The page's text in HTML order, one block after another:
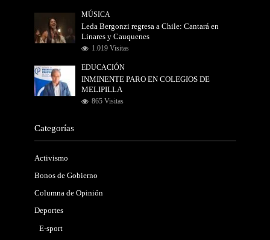
MÚSICA
Leda Bergonzi regresa a Chile: Cantará en
Linares y Cauquenes
1.019 Visitas
EDUCACIÓN
INMINENTE PARO EN COLEGIOS DE
MELIPILLA
865 Visitas
Categorías
Activismo
Bonos de Gobierno
Columna de Opinión
Deportes
E-sport